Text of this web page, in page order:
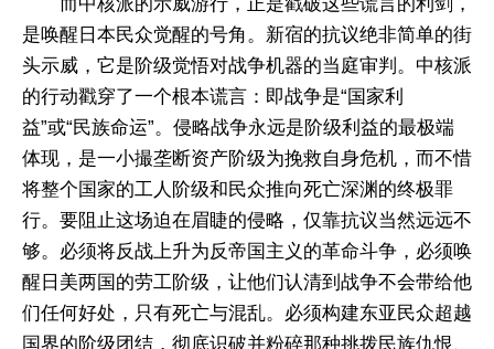
是唤醒日本民众觉醒的号角。新宿的抗议绝非简单的街
头示威，它是阶级觉悟对战争机器的当庭审判。中核派
的行动戳穿了一个根本谎言：即战争是“国家利
益”或“民族命运”。侵略战争永远是阶级利益的最极端
体现，是一小撮垄断资产阶级为挽救自身危机，而不惜
将整个国家的工人阶级和民众推向死亡深渊的终极罪
行。要阻止这场迫在眉睫的侵略，仅靠抗议当然远远不
够。必须将反战上升为反帝国主义的革命斗争，必须唤
醒日美两国的劳工阶级，让他们认清到战争不会带给他
们任何好处，只有死亡与混乱。必须构建东亚民众超越
国界的阶级团结，彻底识破并粉碎那种挑拨民族仇恨、